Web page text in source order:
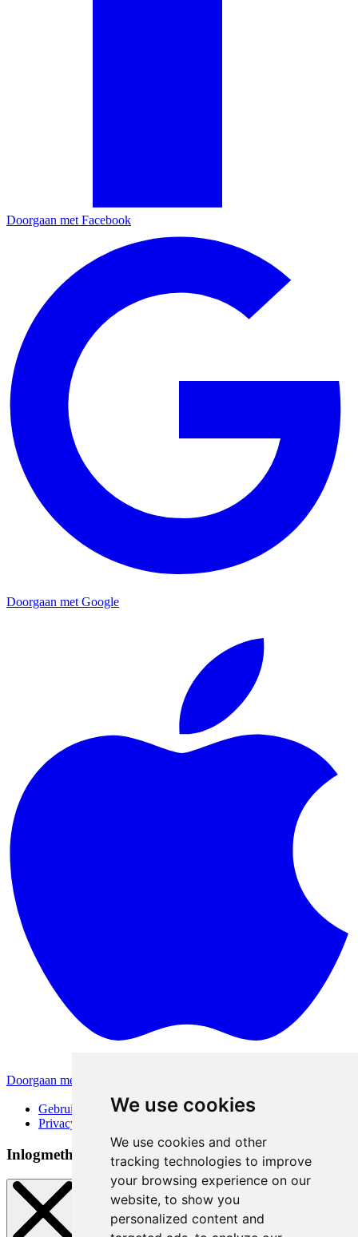
We use cookies
We use cookies and other
tracking technologies to improve
your browsing experience on our
website, to show you
personalized content and
Doorgaan met Facebook
Doorgaan met Google
Doorgaan met Apple
Gebruiksvoorwaarden
Privacybeleid
Inlogmethoden